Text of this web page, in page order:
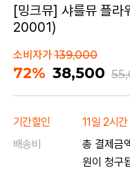
[밍크뮤] 샤를뮤 플
20001)
소비자가139,000
72% 38,500
기간할인
11일 2시
배송비
총 결제금
원이 청구